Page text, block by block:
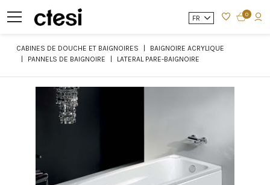
FR 0
CABINES DE DOUCHE ET BAIGNOIRES
BAIGNOIRE ACRYLIQUE
PANNELS DE BAIGNOIRE
LATERAL PARE-BAIGNOIRE